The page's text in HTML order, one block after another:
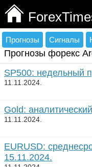
Прогнозы Сигналы
Прогнозы форекс
SP500: недельный
11.11.2024.
Gold:
11.11.2024.
EURUSD:
15.11.2024.